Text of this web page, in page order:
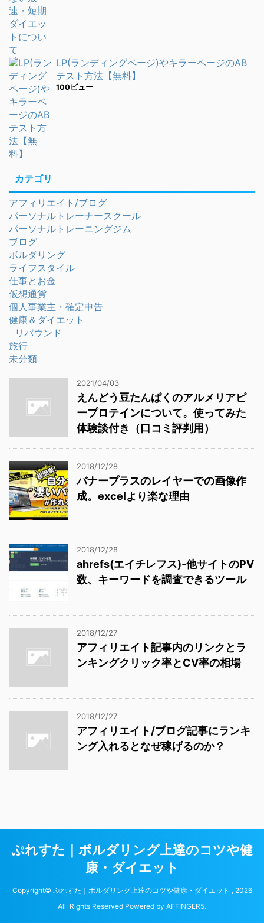
LP(ランディングページ)やキラーページのAB
テスト方法【無料】
100ビュー
カテゴリ
アフィリエイト/ブログ
パーソナルトレーナースクール
パーソナルトレーニングジム
ブログ
ボルダリング
ライフスタイル
仕事とお金
仮想通貨
個人事業主・確定申告
健康＆ダイエット
リバウンド
旅行
未分類
2021/04/03
えんどう豆たんぱくのアルメリアピ
ープロテインについて。使ってみた
体験談付き（口コミ評判用）
2018/12/28
バナープラスのレイヤーでの画像作
成。excelより楽な理由
2018/12/28
ahrefs(エイチレフス)-他サイトのPV
数、キーワードを調査できるツール
2018/12/27
アフィリエイト記事内のリンクとラ
ンキングクリック率とCV率の相場
2018/12/27
アフィリエイト/ブログ記事にランキ
ング入れるとなぜ稼げるのか？
ぷれすた｜ボルダリング上達のコツや健
康・ダイエット
Copyright© ぷれすた｜ボルダリング上達のコツや健康・ダイエット , 2026
All Rights Reserved Powered by AFFINGER5.